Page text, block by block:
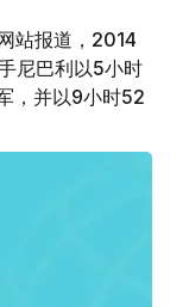
站报道，2014
尼巴利以5小时
，并以9小时52